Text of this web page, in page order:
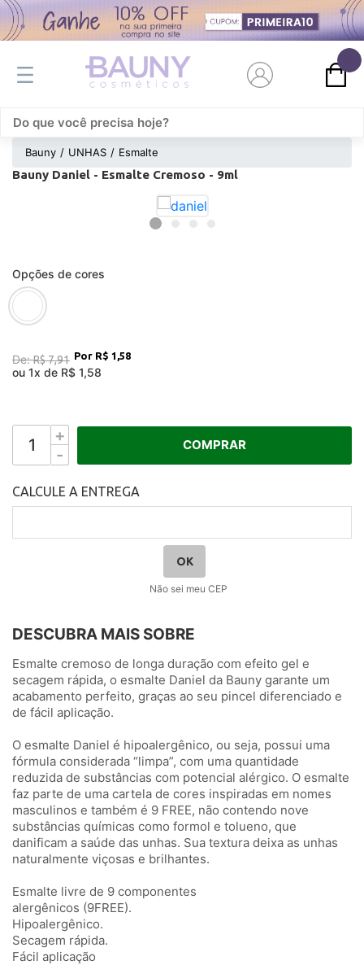
Bauny UNHAS Esmalte
Bauny Daniel - Esmalte Cremoso - 9ml
Opções de cores
De:R$ 7,91 R$ 1,58
ou 1x de R$ 1,58
+
-
COMPRAR
Não sei meu CEP
DESCUBRA MAIS SOBRE
Esmalte cremoso de longa duração com efeito gel e
secagem rápida, o esmalte Daniel da Bauny garante um
acabamento perfeito, graças ao seu pincel diferenciado e
de fácil aplicação.
O esmalte Daniel é hipoalergênico, ou seja, possui uma
fórmula considerada “limpa”, com uma quantidade
reduzida de substâncias com potencial alérgico. O esmalte
faz parte de uma cartela de cores inspiradas em nomes
masculinos e também é 9 FREE, não contendo nove
substâncias químicas como formol e tolueno, que
danificam a saúde das unhas. Sua textura deixa as unhas
naturalmente viçosas e brilhantes.
Esmalte livre de 9 componentes
alergênicos (9FREE).
Hipoalergênico.
Secagem rápida.
Fácil aplicação